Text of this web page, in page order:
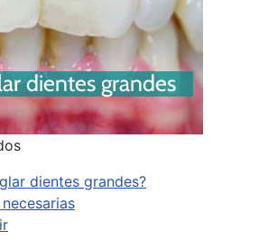
dientes grandes?